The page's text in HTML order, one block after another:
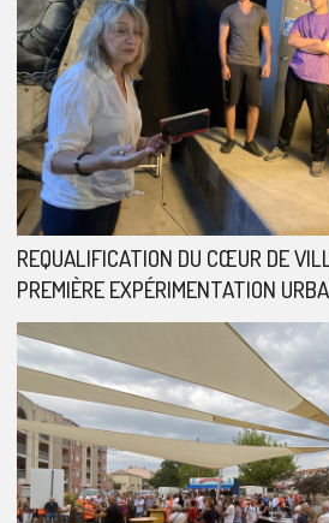
REQUALIFICATION DU CŒUR DE
PREMIÈRE EXPÉRIMENTATION